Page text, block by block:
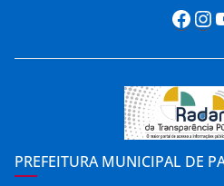
PREFEITURA MUNICIPAL DE